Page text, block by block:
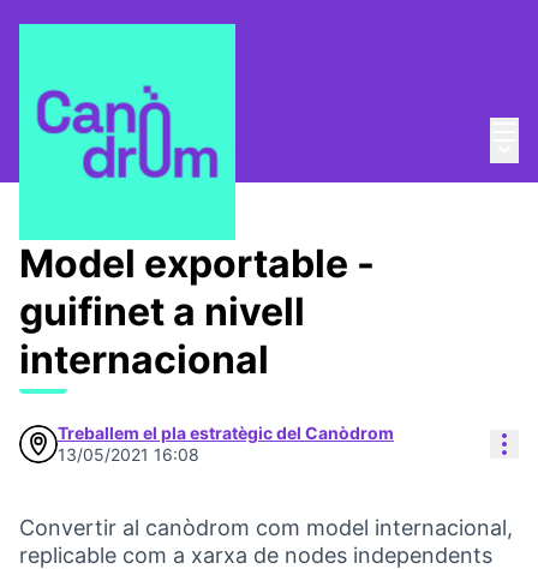
Pla Estratègic Propostes
Model exportable -
guifinet a nivell
internacional
Treballem el pla estratègic del Canòdrom
13/05/2021 16:08
Convertir al canòdrom com model internacional,
replicable com a xarxa de nodes independents